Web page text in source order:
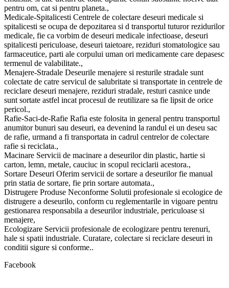
pentru om, cat si pentru planeta.,
Medicale-Spitalicesti Centrele de colectare deseuri medicale si
spitalicesti se ocupa de depozitarea si d transportul tuturor rezidurilor
medicale, fie ca vorbim de deseuri medicale infectioase, deseuri
spitalicesti periculoase, deseuri taietoare, reziduri stomatologice sau
farmaceutice, parti ale corpului uman ori medicamente care depasesc
termenul de valabilitate.,
Menajere-Stradale Deseurile menajere si resturile stradale sunt
colectate de catre servicul de salubritate si transportate in centrele de
reciclare deseuri menajere, reziduri stradale, resturi casnice unde
sunt sortate astfel incat procesul de reutilizare sa fie lipsit de orice
pericol.,
Rafie-Saci-de-Rafie Rafia este folosita in general pentru transportul
anumitor bunuri sau deseuri, ea devenind la randul ei un deseu sac
de rafie, urmand a fi transportata in cadrul centrelor de colectare
rafie si reciclata.,
Macinare Servicii de macinare a deseurilor din plastic, hartie si
carton, lemn, metale, cauciuc in scopul reciclarii acestora.,
Sortare Deseuri Oferim servicii de sortare a deseurilor fie manual
prin statia de sortare, fie prin sortare automata.,
Distrugere Produse Neconforme Solutii profesionale si ecologice de
distrugere a deseurilo, conform cu reglementarile in vigoare pentru
gestionarea responsabila a deseurilor industriale, periculoase si
menajere,
Ecologizare Servicii profesionale de ecologizare pentru terenuri,
hale si spatii industriale. Curatare, colectare si reciclare deseuri in
conditii sigure si conforme..
Facebook